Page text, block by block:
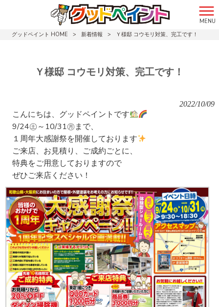
MENU
グッドペイント HOME
> 新着情報 > Ｙ様邸 コウモリ対策、完工です！
Ｙ様邸 コウモリ対策、完工です！
2022/10/09
こんにちは、グッドペイントです
9/24㊏～10/31㊊まで、
１周年大感謝祭を開催しております
ご来店、お見積り、ご成約ごとに、
特典をご用意しておりますので
ぜひご来店ください！